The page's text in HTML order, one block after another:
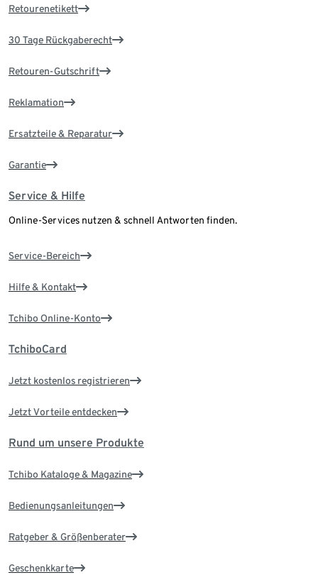
Retourenetikett
30 Tage Rückgaberecht
Retouren-Gutschrift
Reklamation
Ersatzteile & Reparatur
Garantie
Service & Hilfe
Online-Services nutzen & schnell Antworten finden.
Service-Bereich
Hilfe & Kontakt
Tchibo Online-Konto
TchiboCard
Jetzt kostenlos registrieren
Jetzt Vorteile entdecken
Rund um unsere Produkte
Tchibo Kataloge & Magazine
Bedienungsanleitungen
Ratgeber & Größenberater
Geschenkkarte